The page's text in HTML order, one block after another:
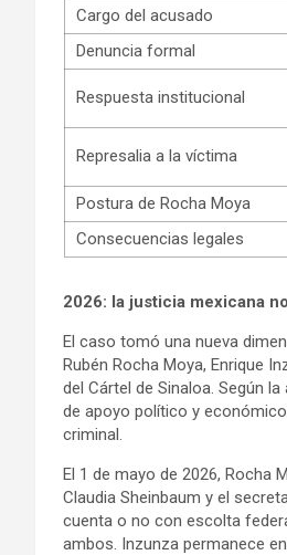
Cargo del acusado
Denuncia formal
Respuesta institucional
Represalia a la víctima
Postura de Rocha Moya
Consecuencias legales
2026: la justicia mexicana
El caso tomó una nueva
Rubén Rocha Moya, Enrique
del Cártel de Sinaloa. Según
de apoyo político y
criminal.
El 1 de mayo de 2026, Rocha
Claudia Sheinbaum y el
cuenta o no con escolta
ambos. Inzunza permanece